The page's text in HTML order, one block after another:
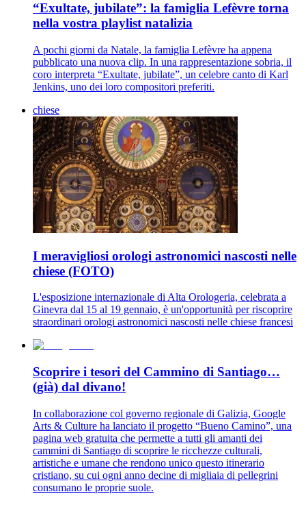
“Exultate, jubilate”: la famiglia Lefèvre torna
nella vostra playlist natalizia
A pochi giorni da Natale, la famiglia Lefèvre ha appena
pubblicato una nuova clip. In una rappresentazione sobria, il
coro interpreta “Exultate, jubilate”, un celebre canto di Karl
Jenkins, uno dei loro compositori preferiti.
chiese
I meravigliosi orologi astronomici nascosti nelle
chiese (FOTO)
L'esposizione internazionale di Alta Orologeria, celebrata a
Ginevra dal 15 al 19 gennaio, è un'opportunità per riscoprire
straordinari orologi astronomici nascosti nelle chiese francesi
Scoprire i tesori del Cammino di Santiago…
(già) dal divano!
In collaborazione col governo regionale di Galizia, Google
Arts & Culture ha lanciato il progetto “Bueno Camino”, una
pagina web gratuita che permette a tutti gli amanti dei
cammini di Santiago di scoprire le ricchezze culturali,
artistiche e umane che rendono unico questo itinerario
cristiano, su cui ogni anno decine di migliaia di pellegrini
consumano le proprie suole.